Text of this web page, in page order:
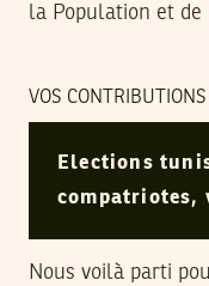
la Population et de
VOS CONTRIBUTIONS
Elections
compatriotes,
Nous voilà parti